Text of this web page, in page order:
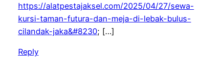
https://alatpestajaksel.com/2025/04/27/sewa-
kursi-taman-futura-dan-meja-di-lebak-bulus-
cilandak-jaka&#8230; […]
Reply